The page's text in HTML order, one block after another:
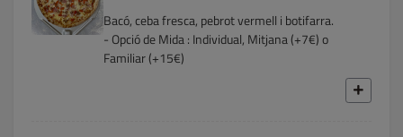
Bacó, ceba fresca, pebrot vermell i botifarra.
- Opció de Mida : Individual, Mitjana (+7€) o
Familiar (+15€)